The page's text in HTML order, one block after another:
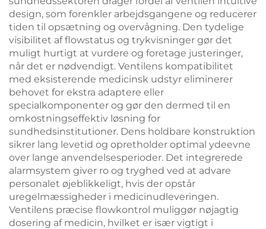
design, som forenkler arbejdsgangene og reducerer
tiden til opsætning og overvågning. Den tydelige
visibilitet af flowstatus og trykvisninger gør det
muligt hurtigt at vurdere og foretage justeringer,
når det er nødvendigt. Ventilens kompatibilitet
med eksisterende medicinsk udstyr eliminerer
behovet for ekstra adaptere eller
specialkomponenter og gør den dermed til en
omkostningseffektiv løsning for
sundhedsinstitutioner. Dens holdbare konstruktion
sikrer lang levetid og opretholder optimal ydeevne
over lange anvendelsesperioder. Det integrerede
alarmsystem giver ro og tryghed ved at advare
personalet øjeblikkeligt, hvis der opstår
uregelmæssigheder i medicinudleveringen.
Ventilens præcise flowkontrol muliggør nøjagtig
dosering af medicin, hvilket er især vigtigt i